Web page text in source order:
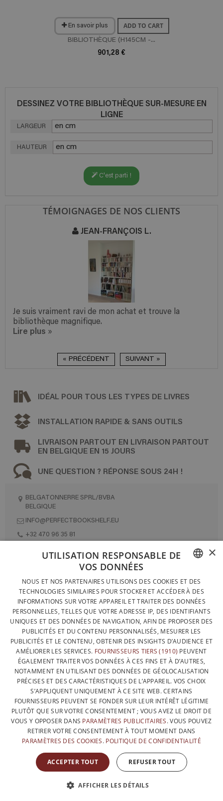
En savoir plus ADD TO CART
BIBLIOTHÈQUE (H145CM -...
901,28 €
DESSINEZ VOTRE BIBLIOTHÈQUE SUR-MESURE EN
LIGNE
LARGEUR
HAUTEUR
C'est parti !
TÉMOIGNAGES DE NOS CLIENTS
JEAN-FRANÇOIS L.
Je suis vraiment ravi de mon achat et trouve la
bibliothèque magnifique.
Lire plus »
« PRÉCÉDENT SUIVANT »
IDÉAL POUR TOUS LES TYPES DE LIVRES
INSTALLATION RAPIDE & SANS OUTILS
LIVRAISON PARTOUT EN LIVRAISON PARTOUT
EN BELGIQUE EN 15 JOURS
UNE QUESTION ? RÉPONSE SOUS 24H !
BELGATONNERRE SPRL/BVBA
BELGIQUE
INFO@PERFECTBOOKSHELF.EU
+32 470 96 35 81
CONTACTEZ-NOUS
PROTECTION DES DONNÉES
CONDITIONS GÉNÉRALES DE VENTE
SITEMAP
FRENCH
DUTCH
ENGLISH
×
UTILISATION RESPONSABLE DE
VOS DONNÉES
NOUS ET NOS PARTENAIRES UTILISONS DES COOKIES ET DES
TECHNOLOGIES SIMILAIRES POUR STOCKER ET ACCÉDER À DES
INFORMATIONS SUR VOTRE APPAREIL ET TRAITER DES DONNÉES
PERSONNELLES, TELLES QUE VOTRE ADRESSE IP, DES IDENTIFIANTS
UNIQUES ET DES DONNÉES DE NAVIGATION, AFIN DE PROPOSER DES
PUBLICITÉS ET DU CONTENU PERSONNALISÉS, MESURER LES
PUBLICITÉS ET LE CONTENU, OBTENIR DES INSIGHTS D’AUDIENCE ET
AMÉLIORER LES SERVICES. FOURNISSEURS TIERS (1910) PEUVENT
ÉGALEMENT TRAITER VOS DONNÉES À CES FINS ET À D’AUTRES,
NOTAMMENT EN UTILISANT DES DONNÉES DE GÉOLOCALISATION
PRÉCISES ET DES CARACTÉRISTIQUES DE L’APPAREIL. VOS CHOIX
S’APPLIQUENT UNIQUEMENT À CE SITE WEB. CERTAINS
FOURNISSEURS PEUVENT SE FONDER SUR LEUR INTÉRÊT LÉGITIME
PLUTÔT QUE SUR VOTRE CONSENTEMENT ; VOUS AVEZ LE DROIT DE
VOUS Y OPPOSER DANS PARAMÈTRES PUBLICITAIRES. VOUS POUVEZ
RETIRER VOTRE CONSENTEMENT À TOUT MOMENT DANS
PARAMÈTRES DES COOKIES. POLITIQUE DE CONFIDENTIALITÉ
ACCEPTER TOUT REFUSER TOUT
AFFICHER LES DÉTAILS